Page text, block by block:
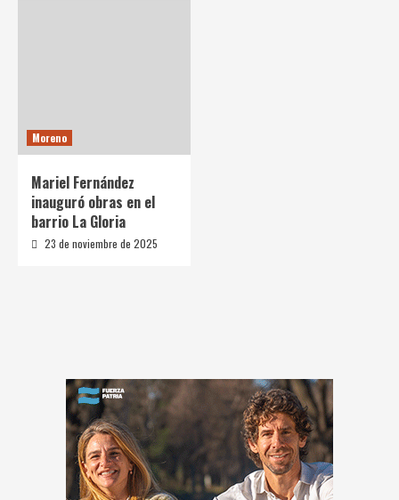
Moreno
Mariel Fernández
inauguró obras en el
barrio La Gloria
23 de noviembre de 2025